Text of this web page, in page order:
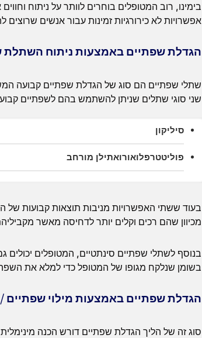
בימינו, רוב המטופלים בוחרים לוותר על ניתוח
אפשרויות לא כירורגיות זמינות עבור אנשים
הגדלת שפתיים באמצעות ניתוח השתלת
שתלי שפתיים הם סוג של הגדלת שפתיים קבועה
שני סוגי שתלים שניתן להשתמש בהם לשפתיים
סיליקון
פוליטטרפלואורואתילן מורחב
בעוד ששתי האפשרויות מניבות תוצאות קבועות של
מכיוון שהם רכים וקלים יותר לדחיסה מאשר
בנוסף לשתלי שפתיים סינתטיים, המטופלים
בשומן שנלקח מגופו של המטופל כדי למלא את
הגדלת שפתיים באמצעות מילוי שפתיים
סוג זה של הליך הגדלת שפתיים דורש הכנה